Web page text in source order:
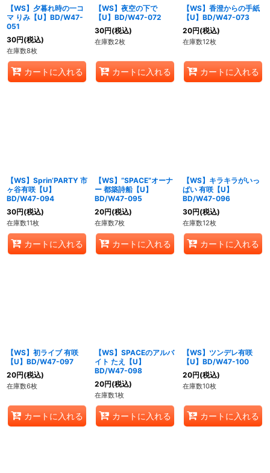
【WS】夕暮れ時の一コ
マ りみ【U】BD/W47-
051
30円(税込)
在庫数8枚
カートに入れる
【WS】夜空の下で
【U】BD/W47-072
30円(税込)
在庫数2枚
カートに入れる
【WS】香澄からの手紙
【U】BD/W47-073
20円(税込)
在庫数12枚
カートに入れる
【WS】Sprin’PARTY 市
ヶ谷有咲【U】
BD/W47-094
30円(税込)
在庫数11枚
カートに入れる
【WS】“SPACE”オーナ
ー 都築詩船【U】
BD/W47-095
20円(税込)
在庫数7枚
カートに入れる
【WS】キラキラがいっ
ぱい 有咲【U】
BD/W47-096
30円(税込)
在庫数12枚
カートに入れる
【WS】初ライブ 有咲
【U】BD/W47-097
20円(税込)
在庫数6枚
カートに入れる
【WS】SPACEのアルバ
イト たえ【U】
BD/W47-098
20円(税込)
在庫数1枚
カートに入れる
【WS】ツンデレ有咲
【U】BD/W47-100
20円(税込)
在庫数10枚
カートに入れる